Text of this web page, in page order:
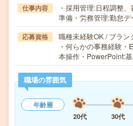
仕事内容
・採用管理:日程調整
準備・労務管理:勤怠
応募資格
職種未経験OK / ブラン
・何らかの事務経験
本操作・PowerPoint:
職場の雰囲気
年齢層
20代
30代